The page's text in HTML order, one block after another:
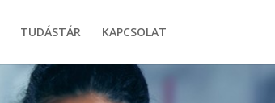
TUDÁSTÁR KAPCSOLAT